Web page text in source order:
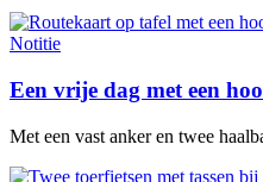
Notitie
Een vrije dag met een
Met een vast anker en twee